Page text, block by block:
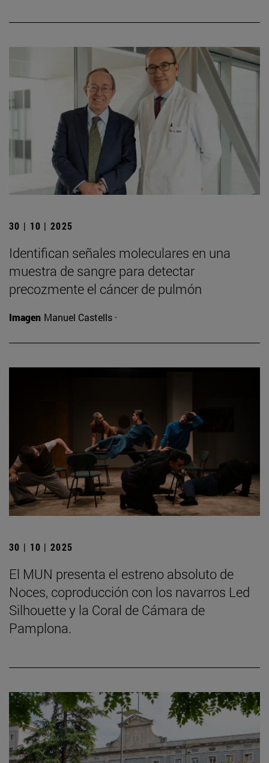
30 | 10 | 2025
Identifican señales moleculares en una
muestra de sangre para detectar
precozmente el cáncer de pulmón
Imagen Manuel Castells ·
30 | 10 | 2025
El MUN presenta el estreno absoluto de
Noces, coproducción con los navarros Led
Silhouette y la Coral de Cámara de
Pamplona.